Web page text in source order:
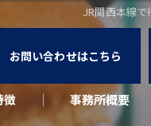
JR関西本線
お問い合わせはこちら
徴 事務所概要